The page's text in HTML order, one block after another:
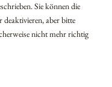
Sie können die
aber bitte
nicht mehr richtig